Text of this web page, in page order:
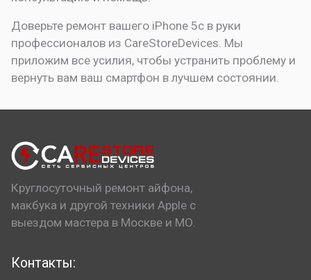
Доверьте ремонт вашего iPhone 5c в руки
профессионалов из CareStoreDevices. Мы
приложим все усилия, чтобы устранить проблему и
вернуть вам ваш смартфон в лучшем состоянии.
Круглосуточный ремонт айфона,
макбука и другой техники Apple с
выездом мастера в Москве и МО.
Контакты: